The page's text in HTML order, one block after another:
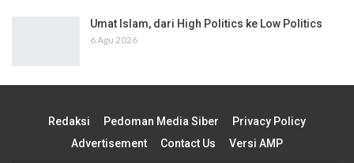
Umat Islam, dari High Politics ke Low Politics
6 Agu 2026
Redaksi Pedoman Media Siber
Privacy Policy
Advertisement
Contact Us Versi AMP